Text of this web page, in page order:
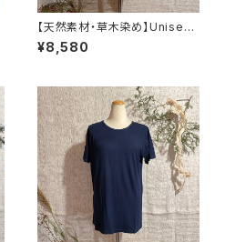
【天然素材・草木染め】Unisex
Tシャツ ヘンプコットン 柄あ
り
¥8,580